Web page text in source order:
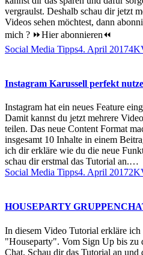
vergraulst. Deshalb schau dir jetzt
Videos sehen möchtest, dann
mich ? ⏩Hier abonnieren⏪
Social Media Tipps4. April 20174K
Instagram Karussell perfekt
Instagram hat ein neues Feature
Damit kannst du jetzt mehrere
teilen. Das neue Content Format
insgesamt 10 Inhalte in einem
ich dir erkläre wie du die neue
schau dir erstmal das Tutorial an.…
Social Media Tipps4. April 20172K
HOUSEPARTY
In diesem Video Tutorial erkläre
"Houseparty". Vom Sign Up bis zu
Chat. Schau dir das Tutorial an